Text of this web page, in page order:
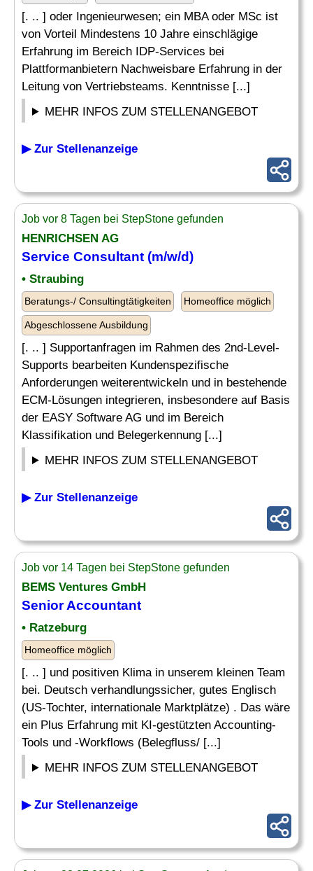
[. .. ] oder Ingenieurwesen; ein MBA oder MSc ist
von Vorteil Mindestens 10 Jahre einschlägige
Erfahrung im Bereich IDP-Services bei
Plattformanbietern Nachweisbare Erfahrung in der
Leitung von Vertriebsteams. Kenntnisse [...]
MEHR INFOS ZUM STELLENANGEBOT
▶ Zur Stellenanzeige
Job vor 8 Tagen bei StepStone gefunden
HENRICHSEN AG
Service Consultant (m/w/d)
• Straubing
Beratungs-/ Consultingtätigkeiten Homeoffice möglich
Abgeschlossene Ausbildung
[. .. ] Supportanfragen im Rahmen des 2nd-Level-
Supports bearbeiten Kundenspezifische
Anforderungen weiterentwickeln und in bestehende
ECM-Lösungen integrieren, insbesondere auf Basis
der EASY Software AG und im Bereich
Klassifikation und Belegerkennung [...]
MEHR INFOS ZUM STELLENANGEBOT
▶ Zur Stellenanzeige
Job vor 14 Tagen bei StepStone gefunden
BEMS Ventures GmbH
Senior Accountant
• Ratzeburg
Homeoffice möglich
[. .. ] und positiven Klima in unserem kleinen Team
bei. Deutsch verhandlungssicher, gutes Englisch
(US-Tochter, internationale Marktplätze) . Das wäre
ein Plus Erfahrung mit KI-gestützten Accounting-
Tools und -Workflows (Belegfluss/ [...]
MEHR INFOS ZUM STELLENANGEBOT
▶ Zur Stellenanzeige